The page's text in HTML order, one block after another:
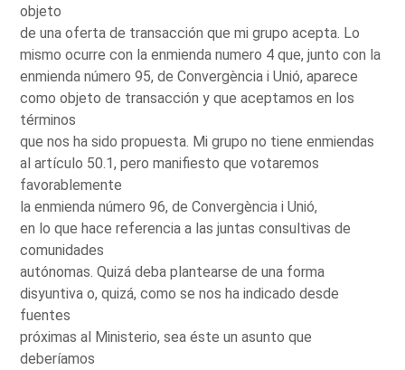
objeto
de una oferta de transacción que mi grupo acepta. Lo
mismo ocurre con la enmienda numero 4 que, junto con la
enmienda número 95, de Convergència i Unió, aparece
como objeto de transacción y que aceptamos en los
términos
que nos ha sido propuesta. Mi grupo no tiene enmiendas
al artículo 50.1, pero manifiesto que votaremos
favorablemente
la enmienda número 96, de Convergència i Unió,
en lo que hace referencia a las juntas consultivas de
comunidades
autónomas. Quizá deba plantearse de una forma
disyuntiva o, quizá, como se nos ha indicado desde
fuentes
próximas al Ministerio, sea éste un asunto que
deberíamos